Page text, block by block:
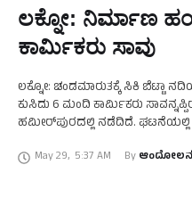
ಲಕ್ನೋ: ನಿರ್ಮಾಣ
ಕಾರ್ಮಿಕರು ಸಾವು
ಲಕ್ನೋ: ಚಂಡಮಾರುತಕ್ಕೆ ಸಿಕಿ ಬೆಟ್ಟಾ
ಕುಸಿದು 6 ಮಂದಿ ಕಾರ್ಮಿಕರು
ಹಮೀರ್‌ಪುರದಲ್ಲಿ ನಡೆದಿದೆ. ಘಟನೆಯಲ್ಲಿ
May 29, 5:37 AM By